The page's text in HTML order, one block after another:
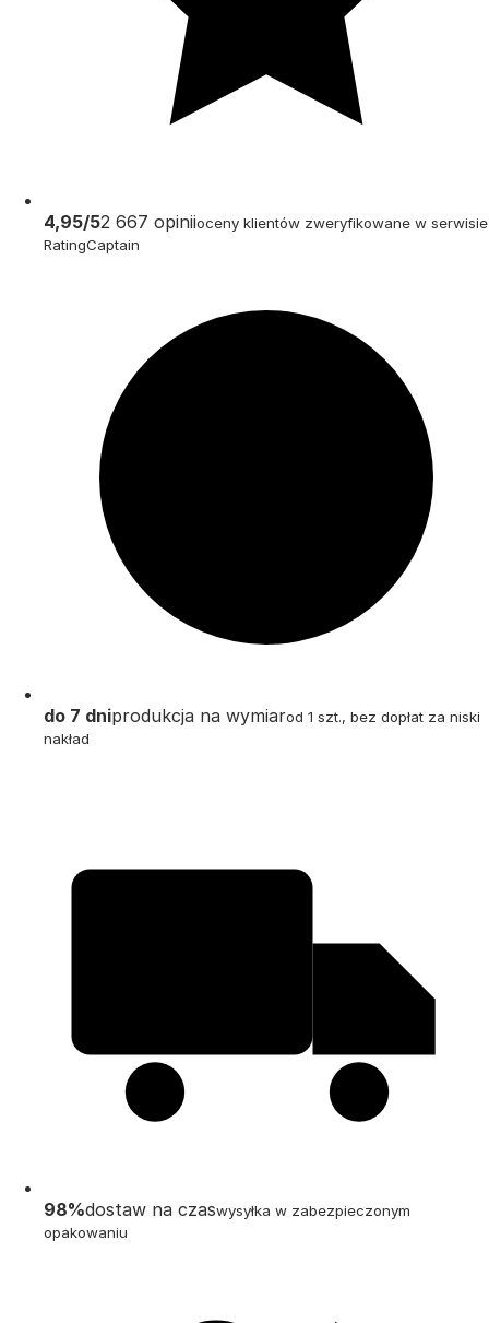
4,95/52 667 opiniioceny klientów zweryfikowane w serwisie
RatingCaptain
do 7 dniprodukcja na wymiarod 1 szt., bez dopłat za niski
nakład
98%dostaw na czaswysyłka w zabezpieczonym
opakowaniu